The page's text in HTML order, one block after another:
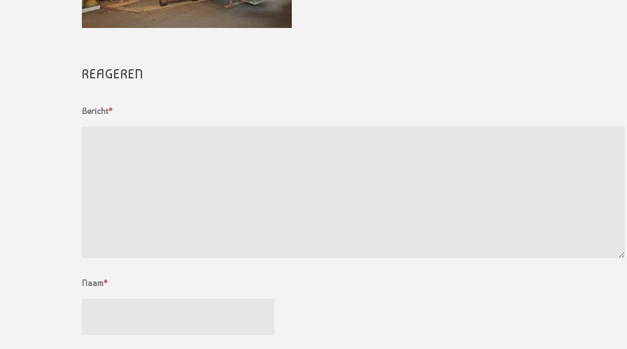
REAGEREN
Bericht*
Naam*